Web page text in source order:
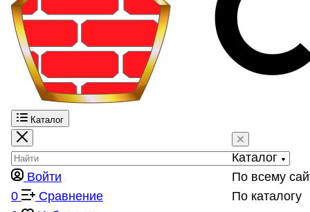
Каталог
Каталог
По всему
По каталогу
Войти
0
Сравнение